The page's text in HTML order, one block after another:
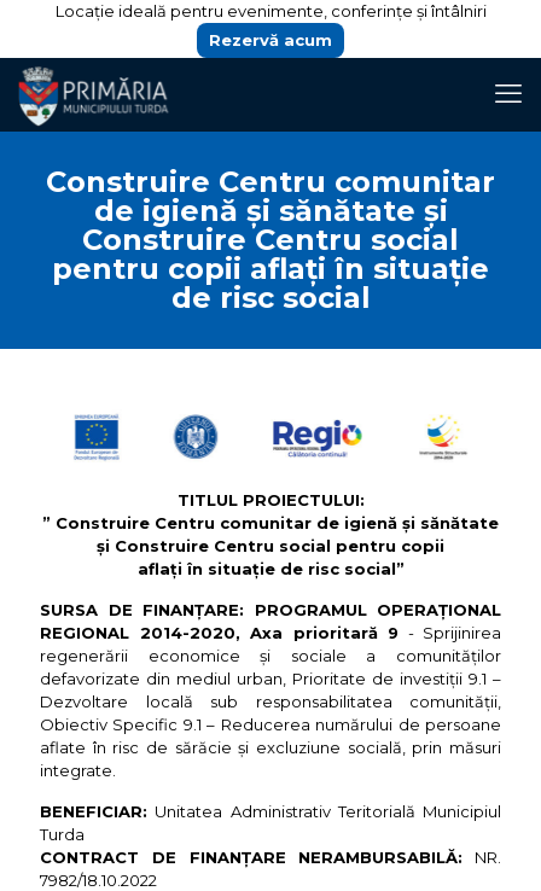
Locație ideală pentru evenimente, conferințe și întâlniri
Rezervă acum
Construire Centru comunitar
de igienă şi sănătate şi
Construire Centru social
pentru copii aflaţi în situaţie
de risc social
TITLUL PROIECTULUI:
” Construire Centru comunitar de igienă şi sănătate
şi Construire Centru social pentru copii
aflaţi în situaţie de risc social”
SURSA DE FINANȚARE: PROGRAMUL OPERAȚIONAL
REGIONAL 2014-2020, Axa prioritară 9 - Sprijinirea
regenerării economice şi sociale a comunităţilor
defavorizate din mediul urban, Prioritate de investiții 9.1 –
Dezvoltare locală sub responsabilitatea comunității,
Obiectiv Specific 9.1 – Reducerea numărului de persoane
aflate în risc de sărăcie și excluziune socială, prin măsuri
integrate.
BENEFICIAR: Unitatea Administrativ Teritorială Municipiul
Turda
CONTRACT DE FINANȚARE NERAMBURSABILĂ: NR.
7982/18.10.2022